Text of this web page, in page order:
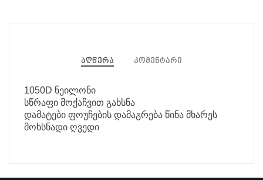
აღწერა კომენტარი
1050D ნეილონი
სწრაფი მოქაჩვით გახსნა
დამატები ფოუჩების დამაგრება წინა მხარეს
მოხსნადი ღვედი